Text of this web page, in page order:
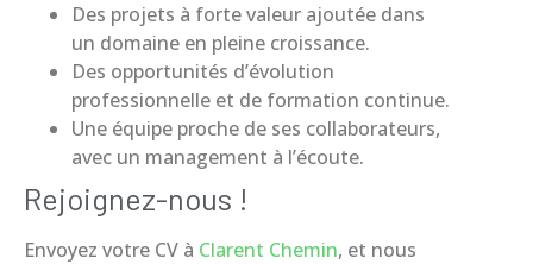
Des projets à forte valeur ajoutée dans
un domaine en pleine croissance.
Des opportunités d’évolution
professionnelle et de formation continue.
Une équipe proche de ses collaborateurs,
avec un management à l’écoute.
Rejoignez-nous !
Envoyez votre CV à Clarent Chemin, et nous